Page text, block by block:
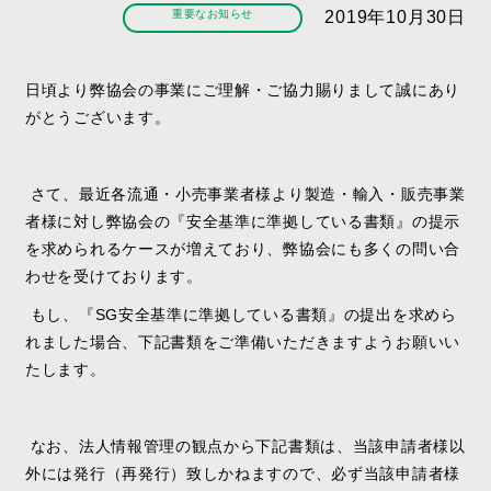
重要なお知らせ 2019年10月30日
日頃より弊協会の事業にご理解・ご協力賜りまして誠にあり
がとうございます。
さて、最近各流通・小売事業者様より製造・輸入・販売事業
者様に対し弊協会の『安全基準に準拠している書類』の提示
を求められるケースが増えており、弊協会にも多くの問い合
わせを受けております。
もし、『SG安全基準に準拠している書類』の提出を求めら
れました場合、下記書類をご準備いただきますようお願いい
たします。
なお、法人情報管理の観点から下記書類は、当該申請者様以
外には発行（再発行）致しかねますので、必ず当該申請者様